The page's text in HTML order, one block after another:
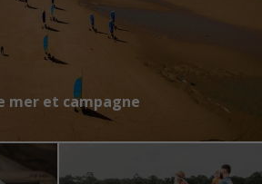
mer et campagne